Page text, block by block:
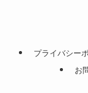
プライバシー
お